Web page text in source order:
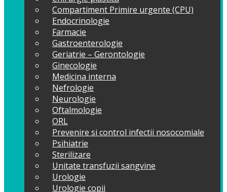
Compartiment Primire urgente (CPU)
Endocrinologie
Farmacie
Gastroenterologie
Geriatrie – Gerontologie
Ginecologie
Medicina interna
Nefrologie
Neurologie
Oftalmologie
ORL
Prevenire si control infectii nosocomiale
Psihiatrie
Sterilizare
Unitate transfuzii sangvine
Urologie
Urologie copii